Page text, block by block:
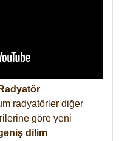
radyatörler diğer
göre yeni
dilim